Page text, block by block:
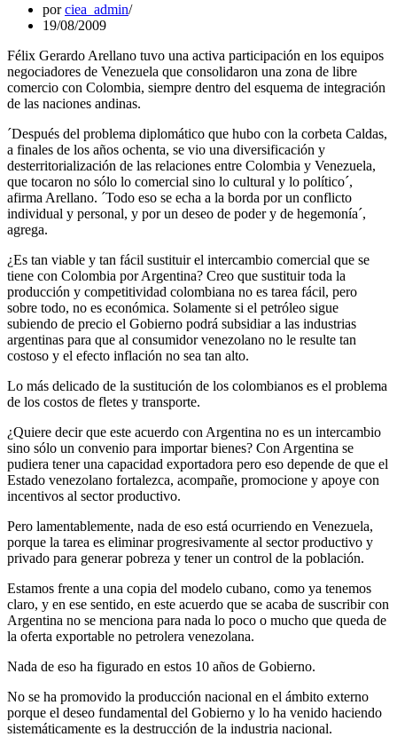
porciea_admin
19/08/2009
Félix Gerardo Arellano tuvo una activa participación en los equipos
negociadores de Venezuela que consolidaron una zona de libre
comercio con Colombia, siempre dentro del esquema de integración
de las naciones andinas.
´Después del problema diplomático que hubo con la corbeta Caldas,
a finales de los años ochenta, se vio una diversificación y
desterritorialización de las relaciones entre Colombia y Venezuela,
que tocaron no sólo lo comercial sino lo cultural y lo político´,
afirma Arellano. ´Todo eso se echa a la borda por un conflicto
individual y personal, y por un deseo de poder y de hegemonía´,
agrega.
­¿Es tan viable y tan fácil sustituir el intercambio comercial que se
tiene con Colombia por Argentina? ­Creo que sustituir toda la
producción y competitividad colombiana no es tarea fácil, pero
sobre todo, no es económica. Solamente si el petróleo sigue
subiendo de precio el Gobierno podrá subsidiar a las industrias
argentinas para que al consumidor venezolano no le resulte tan
costoso y el efecto inflación no sea tan alto.
Lo más delicado de la sustitución de los colombianos es el problema
de los costos de fletes y transporte.
­¿Quiere decir que este acuerdo con Argentina no es un intercambio
sino sólo un convenio para importar bienes? ­Con Argentina se
pudiera tener una capacidad exportadora pero eso depende de que el
Estado venezolano fortalezca, acompañe, promocione y apoye con
incentivos al sector productivo.
Pero lamentablemente, nada de eso está ocurriendo en Venezuela,
porque la tarea es eliminar progresivamente al sector productivo y
privado para generar pobreza y tener un control de la población.
Estamos frente a una copia del modelo cubano, como ya tenemos
claro, y en ese sentido, en este acuerdo que se acaba de suscribir con
Argentina no se menciona para nada lo poco o mucho que queda de
la oferta exportable no petrolera venezolana.
Nada de eso ha figurado en estos 10 años de Gobierno.
No se ha promovido la producción nacional en el ámbito externo
porque el deseo fundamental del Gobierno ­y lo ha venido haciendo
sistemáticamente­ es la destrucción de la industria nacional.